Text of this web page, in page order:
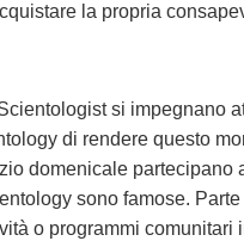
la propria
si impegnano
di rendere questo
domenicale
sono famose.
o programmi